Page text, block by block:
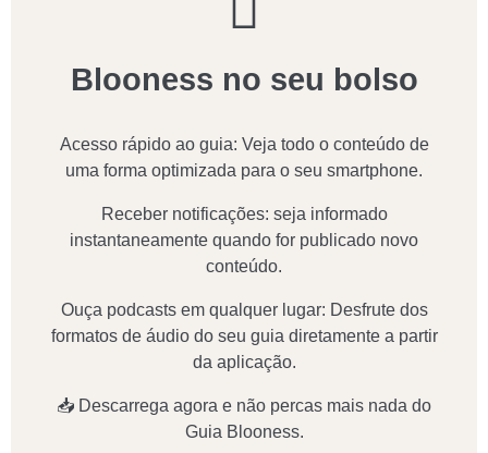
Blooness no seu bolso
Acesso rápido ao guia: Veja todo o conteúdo de
uma forma optimizada para o seu smartphone.
Receber notificações: seja informado
instantaneamente quando for publicado novo
conteúdo.
Ouça podcasts em qualquer lugar: Desfrute dos
formatos de áudio do seu guia diretamente a partir
da aplicação.
📥 Descarrega agora e não percas mais nada do
Guia Blooness.